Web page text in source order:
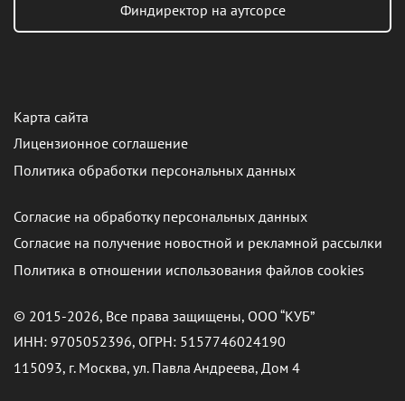
Финдиректор на аутсорсе
Карта сайта
Лицензионное соглашение
Политика обработки персональных данных
Согласие на обработку персональных данных
Согласие на получение новостной и рекламной рассылки
Политика в отношении использования файлов cookies
© 2015-2026, Все права защищены, ООО “КУБ”
ИНН: 9705052396, ОГРН: 5157746024190
115093, г. Москва, ул. Павла Андреева, Дом 4